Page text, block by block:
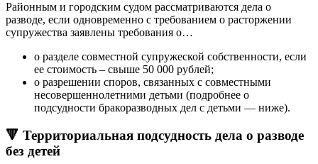
Районным и городским судом рассматриваются дела о
разводе, если одновременно с требованием о расторжении
супружества заявлены требования о…
о разделе совместной супружеской собственности, если
ее стоимость – свыше 50 000 рублей;
о разрешении споров, связанных с совместными
несовершеннолетними детьми (подробнее о
подсудности бракоразводных дел с детьми — ниже).
🔻 Территориальная подсудность дела о разводе
без детей